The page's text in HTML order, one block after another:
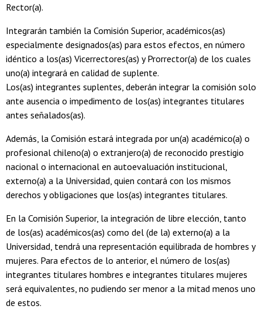
Rector(a).
Integrarán también la Comisión Superior, académicos(as)
especialmente designados(as) para estos efectos, en número
idéntico a los(as) Vicerrectores(as) y Prorrector(a) de los cuales
uno(a) integrará en calidad de suplente.
Los(as) integrantes suplentes, deberán integrar la comisión solo
ante ausencia o impedimento de los(as) integrantes titulares
antes señalados(as).
Además, la Comisión estará integrada por un(a) académico(a) o
profesional chileno(a) o extranjero(a) de reconocido prestigio
nacional o internacional en autoevaluación institucional,
externo(a) a la Universidad, quien contará con los mismos
derechos y obligaciones que los(as) integrantes titulares.
En la Comisión Superior, la integración de libre elección, tanto
de los(as) académicos(as) como del (de la) externo(a) a la
Universidad, tendrá una representación equilibrada de hombres y
mujeres. Para efectos de lo anterior, el número de los(as)
integrantes titulares hombres e integrantes titulares mujeres
será equivalentes, no pudiendo ser menor a la mitad menos uno
de estos.